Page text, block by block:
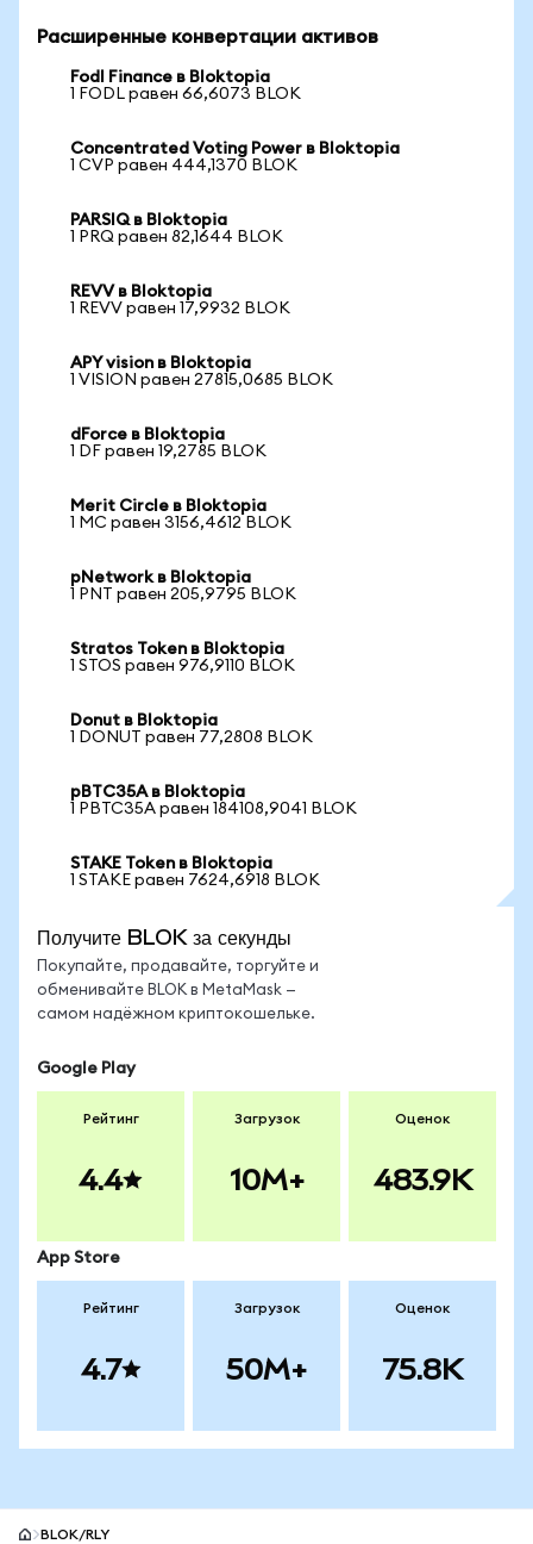
Расширенные конвертации активов
Fodl Finance в Bloktopia
1 FODL равен 66,6073 BLOK
Concentrated Voting Power в Bloktopia
1 CVP равен 444,1370 BLOK
PARSIQ в Bloktopia
1 PRQ равен 82,1644 BLOK
REVV в Bloktopia
1 REVV равен 17,9932 BLOK
APY vision в Bloktopia
1 VISION равен 27815,0685 BLOK
dForce в Bloktopia
1 DF равен 19,2785 BLOK
Merit Circle в Bloktopia
1 MC равен 3156,4612 BLOK
pNetwork в Bloktopia
1 PNT равен 205,9795 BLOK
Stratos Token в Bloktopia
1 STOS равен 976,9110 BLOK
Donut в Bloktopia
1 DONUT равен 77,2808 BLOK
pBTC35A в Bloktopia
1 PBTC35A равен 184108,9041 BLOK
STAKE Token в Bloktopia
1 STAKE равен 7624,6918 BLOK
Получите BLOK за секунды
Покупайте, продавайте, торгуйте и
обменивайте BLOK в MetaMask —
самом надёжном криптокошельке.
Google Play
Рейтинг
4.4
Загрузок
10M+
Оценок
483.9K
App Store
Рейтинг
4.7
Загрузок
50M+
Оценок
75.8K
BLOK/RLY